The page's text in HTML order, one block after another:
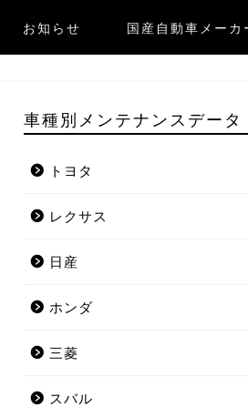
お知らせ 国産自動車メーカ
車種別メンテナンスデータ
トヨタ
レクサス
日産
ホンダ
三菱
スバル